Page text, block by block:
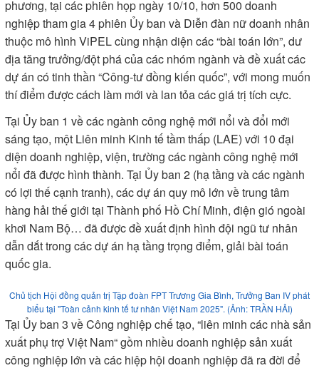
doanh nhân tiêu biểu lớn, vừa và nhỏ trong nền kinh tế đã
chủ động tập hợp lực lượng, xây dựng mô hình ViPEL, bước
đầu quy tụ được lực lượng nòng cốt của các ngành kinh tế, tổ
chức chặt chẽ thành Hội đồng điều hành và 4 Ủy ban chuyên
môn. Cấu trúc đa dạng, từ lớn đến nhỏ, ở các quy mô và lĩnh
vực, gắn kết theo mục tiêu phát triển ngành đã tạo thành hệ
sinh thái Việt sẵn sàng hành động để tập trung làm chủ các
năng lực cốt lõi trong quá trình phát triển kinh tế.
Thủ tướng Chính phủ Phạm Minh Chính và các đồng chí lãnh đạo, các đại biểu
tham dự Chương trình "Toàn cảnh kinh tế tư nhân Việt Nam 2025". (Ảnh: TRẦN
HẢI)
Với mong muốn “ba cùng” với Nhà nước, bộ, ngành và địa
phương, tại các phiên họp ngày 10/10, hơn 500 doanh
nghiệp tham gia 4 phiên Ủy ban và Diễn đàn nữ doanh nhân
thuộc mô hình ViPEL cùng nhận diện các “bài toán lớn”, dư
dự án có tinh thần “Công-tư đồng kiến quốc”, với mong muốn
thí điểm được cách làm mới và lan tỏa các giá trị tích cực.
Tại Ủy ban 1 về các ngành công nghệ mới nổi và đổi mới
sáng tạo, một Liên minh Kinh tế tầm thấp (LAE) với 10 đại